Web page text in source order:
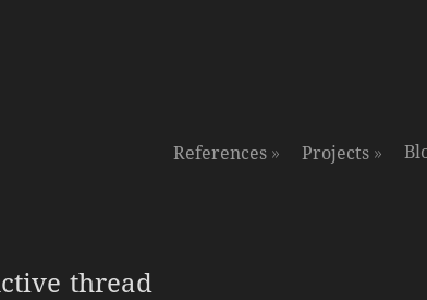
References» Projects»
thread